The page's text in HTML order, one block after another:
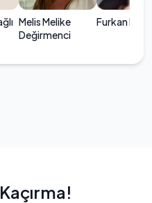
Melis Melike
Değirmenci
Furkan